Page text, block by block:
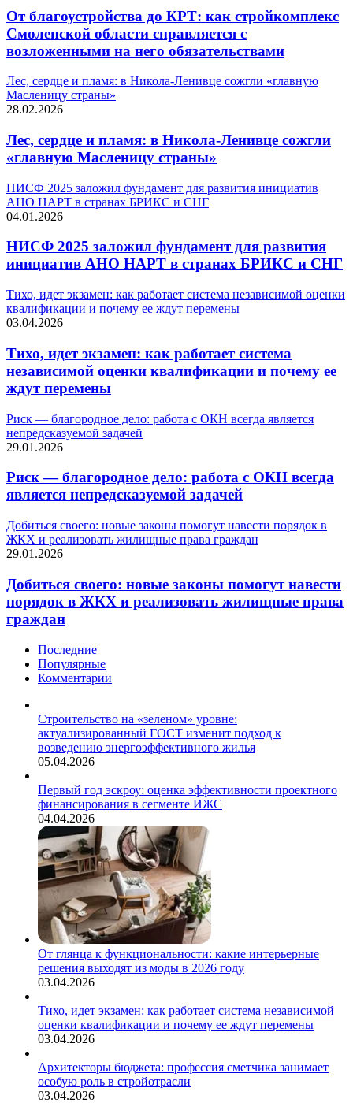
От благоустройства до КРТ: как стройкомплекс
Смоленской области справляется с
возложенными на него обязательствами
Лес, сердце и пламя: в Никола-Ленивце сожгли «главную
Масленицу страны»
28.02.2026
Лес, сердце и пламя: в Никола-Ленивце сожгли
«главную Масленицу страны»
НИСФ 2025 заложил фундамент для развития инициатив
АНО НАРТ в странах БРИКС и СНГ
04.01.2026
НИСФ 2025 заложил фундамент для развития
инициатив АНО НАРТ в странах БРИКС и СНГ
Тихо, идет экзамен: как работает система независимой оценки
квалификации и почему ее ждут перемены
03.04.2026
Тихо, идет экзамен: как работает система
независимой оценки квалификации и почему ее
ждут перемены
Риск — благородное дело: работа с ОКН всегда является
непредсказуемой задачей
29.01.2026
Риск — благородное дело: работа с ОКН всегда
является непредсказуемой задачей
Добиться своего: новые законы помогут навести порядок в
ЖКХ и реализовать жилищные права граждан
29.01.2026
Добиться своего: новые законы помогут навести
порядок в ЖКХ и реализовать жилищные права
граждан
Последние
Популярные
Комментарии
Строительство на «зеленом» уровне:
актуализированный ГОСТ изменит подход к
возведению энергоэффективного жилья
05.04.2026
Первый год эскроу: оценка эффективности проектного
финансирования в сегменте ИЖС
04.04.2026
От глянца к функциональности: какие интерьерные
решения выходят из моды в 2026 году
03.04.2026
Тихо, идет экзамен: как работает система независимой
оценки квалификации и почему ее ждут перемены
03.04.2026
Архитекторы бюджета: профессия сметчика занимает
особую роль в стройотрасли
03.04.2026